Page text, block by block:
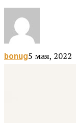
bonug5 мая, 2022